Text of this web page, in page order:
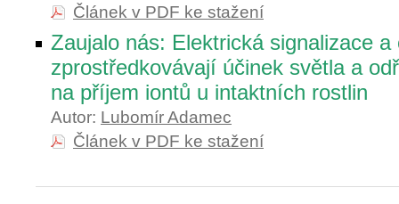
Článek v PDF ke stažení
Zaujalo nás: Elektrická signalizace a
zprostředkovávají účinek světla a
na příjem iontů u intaktních rostlin
Autor: Lubomír Adamec
Článek v PDF ke stažení